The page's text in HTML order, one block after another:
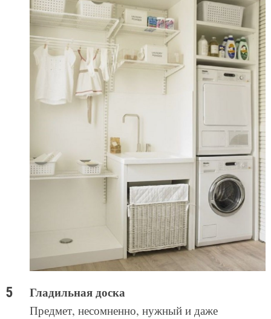
Гладильная доска
Предмет, несомненно, нужный и даже